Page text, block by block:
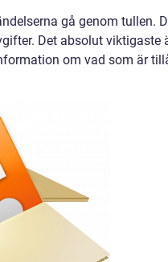
gå genom tullen.
Det absolut viktigaste
om vad som är